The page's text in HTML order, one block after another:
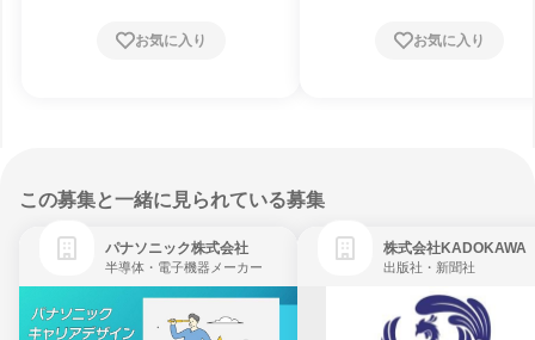
お気に入り お気に入り
この募集と一緒に見られている募集
パナソニック株式会社
半導体・電子機器メーカー
株式会社KADOKAWA
出版社・新聞社